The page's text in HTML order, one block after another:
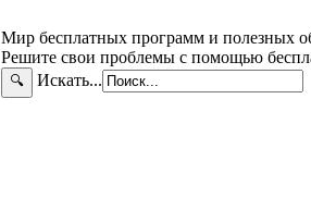
Мир бесплатных программ и полезных
Решите свои проблемы с помощью
🔍 Искать...